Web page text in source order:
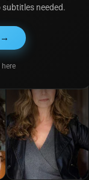
needed.
→